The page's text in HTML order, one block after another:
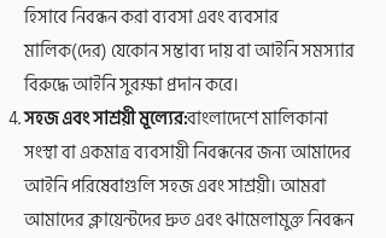
হিসাবে নিবন্ধন করা ব্যবসা এবং ব্যবসার
মালিক(দের) যেকোন সম্ভাব্য দায় বা আইনি সমস্যার
বিরুদ্ধে আইনি সুরক্ষা প্রদান করে।
সহজ এবং সাশ্রয়ী মূল্যের:বাংলাদেশে মালিকানা
সংস্থা বা একমাত্র ব্যবসায়ী নিবন্ধনের জন্য আমাদের
আইনি পরিষেবাগুলি সহজ এবং সাশ্রয়ী। আমরা
আমাদের ক্লায়েন্টদের দ্রুত এবং ঝামেলামুক্ত নিবন্ধন